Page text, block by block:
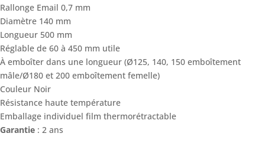
Rallonge Email 0,7 mm
Diamètre 140 mm
Longueur 500 mm
Réglable de 60 à 450 mm utile
À emboîter dans une longueur (Ø125, 140, 150 emboîtement
mâle/Ø180 et 200 emboîtement femelle)
Couleur Noir
Résistance haute température
Emballage individuel film thermorétractable
Garantie : 2 ans